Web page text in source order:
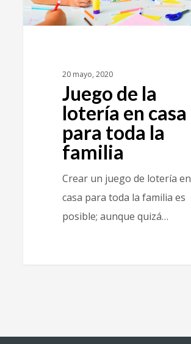
20 mayo, 2020
Juego de la
lotería en casa
para toda la
familia
Crear un juego de lotería en
casa para toda la familia es
posible; aunque quizá…